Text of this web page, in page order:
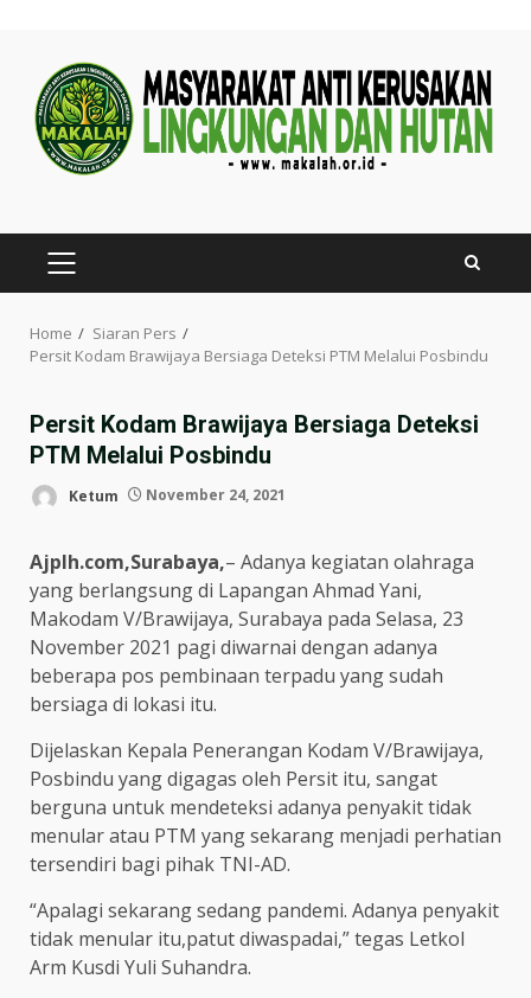
content
PRIMARY
MENU
Home
Siaran Pers
Persit Kodam Brawijaya Bersiaga Deteksi PTM Melalui Posbindu
Persit Kodam Brawijaya Bersiaga Deteksi
PTM Melalui Posbindu
Ketum November 24, 2021
Ajplh.com,Surabaya,– Adanya kegiatan olahraga
yang berlangsung di Lapangan Ahmad Yani,
Makodam V/Brawijaya, Surabaya pada Selasa, 23
November 2021 pagi diwarnai dengan adanya
beberapa pos pembinaan terpadu yang sudah
bersiaga di lokasi itu.
Dijelaskan Kepala Penerangan Kodam V/Brawijaya,
Posbindu yang digagas oleh Persit itu, sangat
berguna untuk mendeteksi adanya penyakit tidak
menular atau PTM yang sekarang menjadi perhatian
tersendiri bagi pihak TNI-AD.
“Apalagi sekarang sedang pandemi. Adanya penyakit
tidak menular itu,patut diwaspadai,” tegas Letkol
Arm Kusdi Yuli Suhandra.